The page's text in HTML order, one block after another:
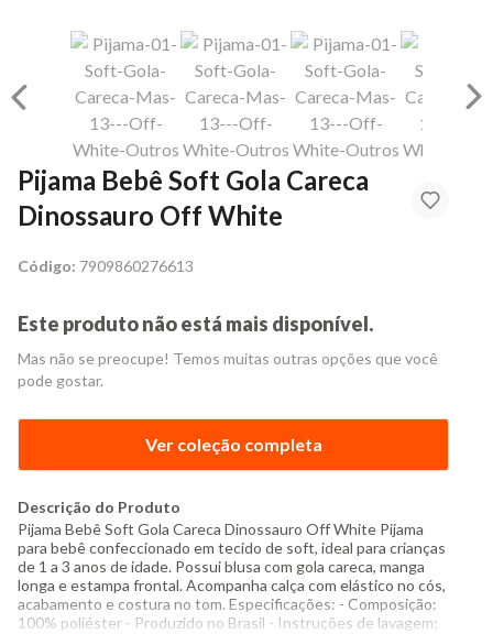
Pijama Bebê Soft Gola Careca
Dinossauro Off White
Código: 7909860276613
Este produto não está mais disponível.
Mas não se preocupe! Temos muitas outras opções que você
pode gostar.
Ver coleção completa
Descrição do Produto
Pijama Bebê Soft Gola Careca Dinossauro Off White Pijama
para bebê confeccionado em tecido de soft, ideal para crianças
de 1 a 3 anos de idade. Possui blusa com gola careca, manga
longa e estampa frontal. Acompanha calça com elástico no cós,
acabamento e costura no tom. Especificações: - Composição:
100% poliéster - Produzido no Brasil - Instruções de lavagem: